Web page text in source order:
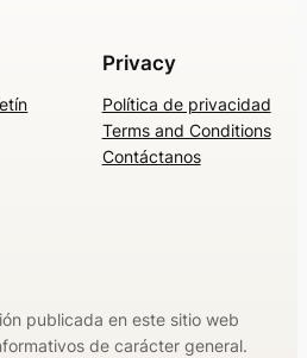
Privacy
Política de privacidad
Terms and Conditions
Contáctanos
publicada en este sitio web
de carácter general.